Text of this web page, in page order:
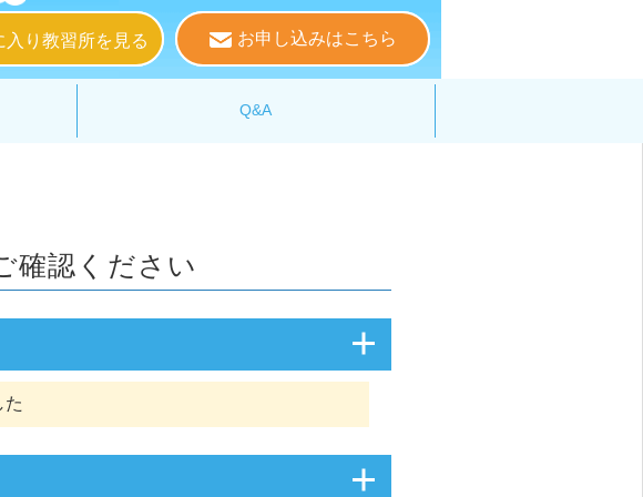
入り教習所を見る お申し込みはこちら
Q&A
確認ください
た